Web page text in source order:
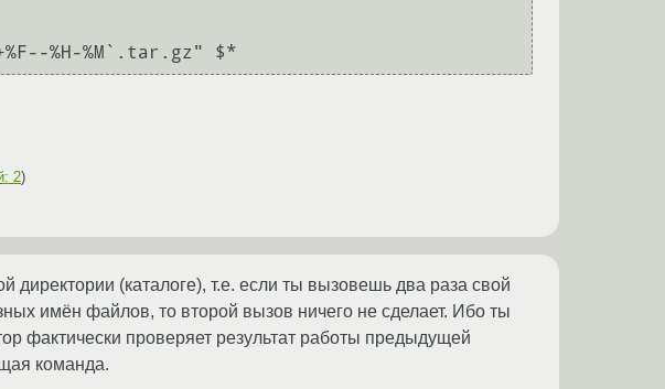
2)
директории (каталоге), т.е. если ты вызовешь два раза свой
имён файлов, то второй вызов ничего не сделает. Ибо ты
фактически проверяет результат работы предыдущей
команда.